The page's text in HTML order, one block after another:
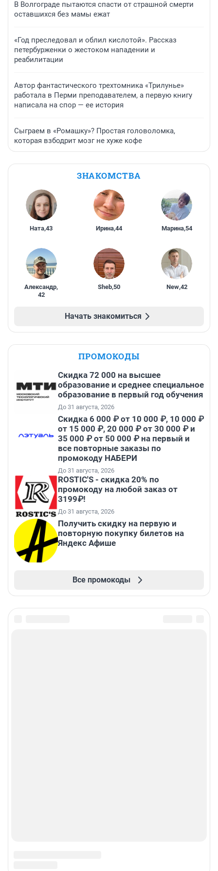
В Волгограде пытаются спасти от страшной смерти
оставшихся без мамы ежат
«Год преследовал и облил кислотой». Рассказ
петербурженки о жестоком нападении и
реабилитации
Автор фантастического трехтомника «Трилунье»
работала в Перми преподавателем, а первую книгу
написала на спор — ее история
Сыграем в «Ромашку»? Простая головоломка,
которая взбодрит мозг не хуже кофе
ЗНАКОМСТВА
Ната,43 Ирина,44 Марина,54
Александр,
42
Sheb,50 New,42
Начать знакомиться
ПРОМОКОДЫ
Скидка 72 000 на высшее
образование и среднее специальное
образование в первый год обучения
До 31 августа, 2026
Скидка 6 000 ₽ от 10 000 ₽, 10 000 ₽
от 15 000 ₽, 20 000 ₽ от 30 000 ₽ и
35 000 ₽ от 50 000 ₽ на первый и
все повторные заказы по
промокоду НАБЕРИ
До 31 августа, 2026
ROSTIC'S - скидка 20% по
промокоду на любой заказ от
3199₽!
До 31 августа, 2026
Получить скидку на первую и
повторную покупку билетов на
Яндекс Афише
Все промокоды